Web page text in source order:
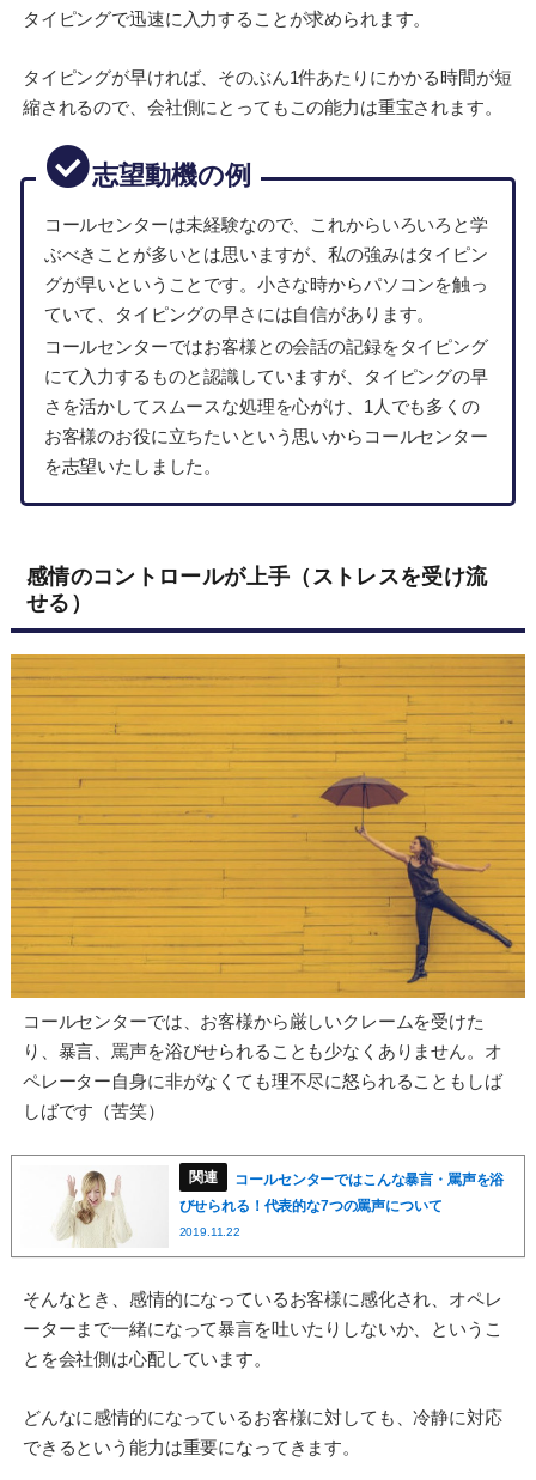
タイピングで迅速に入力することが求められます。
タイピングが早ければ、そのぶん1件あたりにかかる時間が短
縮されるので、会社側にとってもこの能力は重宝されます。
志望動機の例
コールセンターは未経験なので、これからいろいろと学
ぶべきことが多いとは思いますが、私の強みはタイピン
グが早いということです。小さな時からパソコンを触っ
ていて、タイピングの早さには自信があります。
コールセンターではお客様との会話の記録をタイピング
にて入力するものと認識していますが、タイピングの早
さを活かしてスムースな処理を心がけ、1人でも多くの
お客様のお役に立ちたいという思いからコールセンター
を志望いたしました。
感情のコントロールが上手（ストレスを受け流
せる）
コールセンターでは、お客様から厳しいクレームを受けた
り、暴言、罵声を浴びせられることも少なくありません。オ
ペレーター自身に非がなくても理不尽に怒られることもしば
しばです（苦笑）
コールセンターではこんな暴言・罵声を浴
びせられる！代表的な7つの罵声について
2019.11.22
そんなとき、感情的になっているお客様に感化され、オペレ
ーターまで一緒になって暴言を吐いたりしないか、というこ
とを会社側は心配しています。
どんなに感情的になっているお客様に対しても、冷静に対応
できるという能力は重要になってきます。